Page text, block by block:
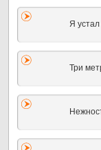
Я
Три